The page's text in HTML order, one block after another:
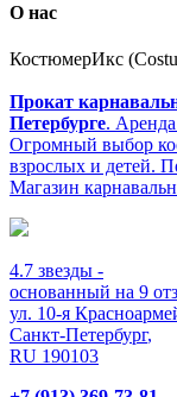
О нас
КостюмерИкс
Прокат
Петербурге.
Огромный выбор
взрослых и детей.
Магазин
4.7 звезды -
основанный на 9
ул. 10-я
Санкт-Петербург,
RU 190103